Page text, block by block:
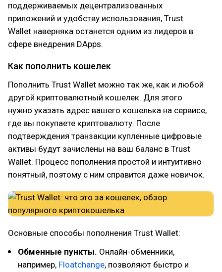
поддерживаемых децентрализованных
приложений и удобству использования, Trust
Wallet наверняка останется одним из лидеров в
сфере внедрения DApps.
Как пополнить кошелек
Пополнить Trust Wallet можно так же, как и любой
другой криптовалютный кошелек. Для этого
нужно указать адрес вашего кошелька на сервисе,
где вы покупаете криптовалюту. После
подтверждения транзакции купленные цифровые
активы будут зачислены на ваш баланс в Trust
Wallet. Процесс пополнения простой и интуитивно
понятный, поэтому с ним справится даже новичок.
Основные способы пополнения Trust Wallet:
Обменные пункты. Онлайн-обменники,
например, Floatchange, позволяют быстро и